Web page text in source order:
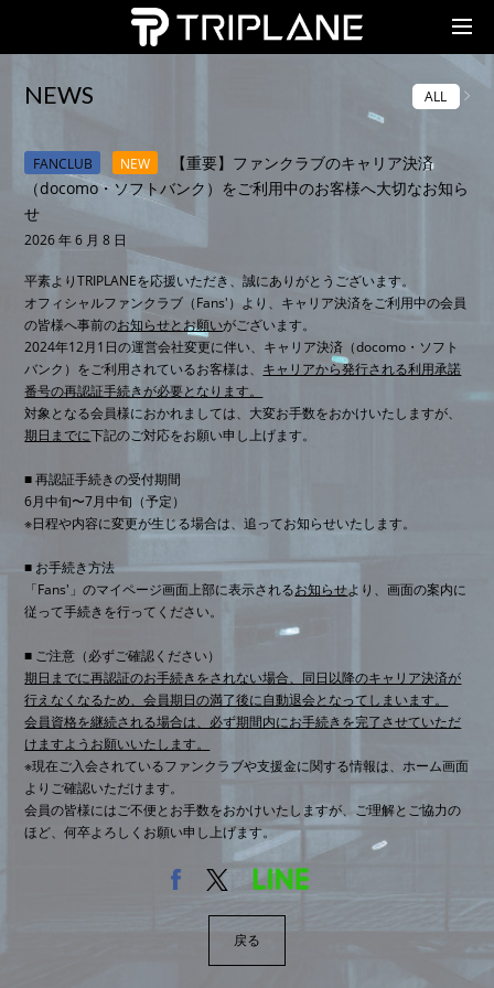
TRIPLANE Passengers
NEWS ALL
FANCLUB NEW
【重要】ファンクラブのキャリア決済
（docomo・ソフトバンク）をご利用中のお客様へ大切なお知ら
せ
2026 年 6 月 8 日
平素よりTRIPLANEを応援いただき、誠にありがとうございます。
オフィシャルファンクラブ（Fans'）より、キャリア決済をご利用中の会員
の皆様へ事前のお知らせとお願いがございます。
2024年12月1日の運営会社変更に伴い、キャリア決済（docomo・ソフト
バンク）をご利用されているお客様は、 キャリアから発行される利用承諾
番号の再認証手続きが必要となります。
対象となる会員様におかれましては、大変お手数をおかけいたしますが、
期日までに下記のご対応をお願い申し上げます。
■ 再認証手続きの受付期間
6月中旬〜7月中旬（予定）
※日程や内容に変更が生じる場合は、追ってお知らせいたします。
■ お手続き方法
「Fans'」のマイページ画面上部に表示されるお知らせより、画面の案内に
従って手続きを行ってください。
■ ご注意（必ずご確認ください）
期日までに再認証のお手続きをされない場合、同日以降のキャリア決済が
行えなくなるため、会員期日の満了後に自動退会となってしまいます。
会員資格を継続される場合は、必ず期間内にお手続きを完了させていただ
けますようお願いいたします。
※現在ご入会されているファンクラブや支援金に関する情報は、ホーム画面
よりご確認いただけます。
会員の皆様にはご不便とお手数をおかけいたしますが、ご理解とご協力の
ほど、何卒よろしくお願い申し上げます。
戻る